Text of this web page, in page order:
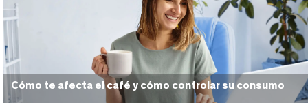
Cómo te afecta el café y cómo controlar su consumo